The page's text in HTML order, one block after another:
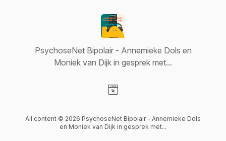
PsychoseNet Bipolair - Annemieke Dols en
Moniek van Dijk in gesprek met...
All content © 2026 PsychoseNet Bipolair - Annemieke Dols
en Moniek van Dijk in gesprek met...